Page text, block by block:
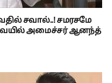
சவால்..! சமரசமே
அமைச்சர் ஆனந்த்